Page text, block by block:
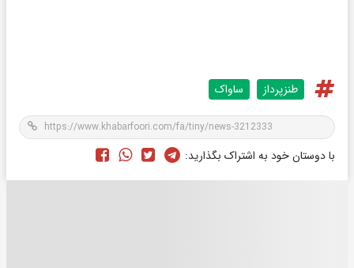
طنزپرداز ساواک
با دوستان خود به اشتراک بگذارید: